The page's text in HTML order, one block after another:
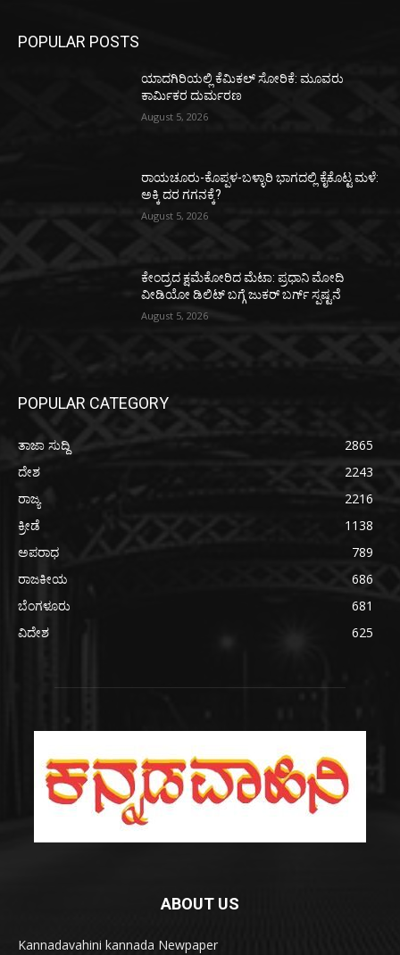
POPULAR POSTS
ಯಾದಗಿರಿಯಲ್ಲಿ ಕೆಮಿಕಲ್ ಸೋರಿಕೆ: ಮೂವರು
ಕಾರ್ಮಿಕರ ದುರ್ಮರಣ
August 5, 2026
ರಾಯಚೂರು-ಕೊಪ್ಪಳ-ಬಳ್ಳಾರಿ ಭಾಗದಲ್ಲಿ ಕೈಕೊಟ್ಟ ಮಳೆ:
ಅಕ್ಕಿ ದರ ಗಗನಕ್ಕೆ?
August 5, 2026
ಕೇಂದ್ರದ ಕ್ಷಮೆಕೋರಿದ ಮೆಟಾ: ಪ್ರಧಾನಿ ಮೋದಿ
ವೀಡಿಯೋ ಡಿಲಿಟ್ ಬಗ್ಗೆ ಜುಕರ್ ಬರ್ಗ್ ಸ್ಪಷ್ಟನೆ
August 5, 2026
POPULAR CATEGORY
ತಾಜಾ ಸುದ್ದಿ
2865
ದೇಶ
2243
ರಾಜ್ಯ
2216
ಕ್ರೀಡೆ
1138
ಅಪರಾಧ
789
ರಾಜಕೀಯ
686
ಬೆಂಗಳೂರು
681
ವಿದೇಶ
625
ABOUT US
Kannadavahini kannada Newpaper